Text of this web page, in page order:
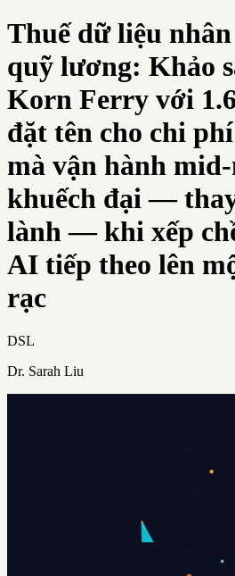
Thuế dữ liệu
quỹ lương: Khảo
Korn Ferry với
đặt tên cho chi
mà vận hành
khuếch đại —
lành — khi xếp
AI tiếp theo lên
rạc
DSL
Dr. Sarah Liu